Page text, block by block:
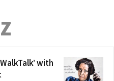
with